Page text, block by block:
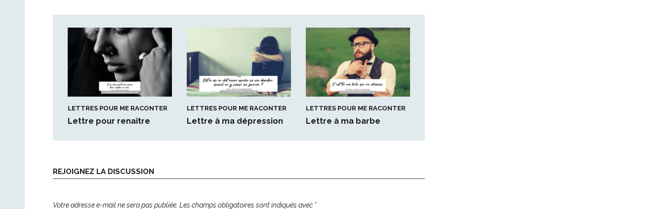
LETTRES POUR ME RACONTER
Lettre pour renaître
LETTRES POUR ME RACONTER
Lettre à ma dépression
LETTRES POUR ME RACONTER
Lettre à ma barbe
REJOIGNEZ LA DISCUSSION
Votre adresse e-mail ne sera pas publiée. Les champs obligatoires sont indiqués avec *